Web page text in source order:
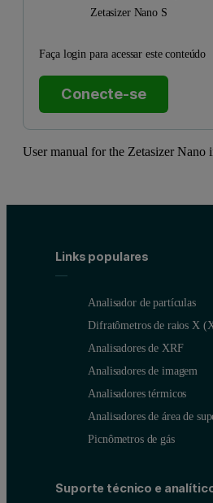
Zetasizer Nano S
Faça login para acessar este conteúdo
Conecte-se
User manual for the Zetasizer Nano
Links populares
Analisador de partículas
Difratômetros de raios X
Analisadores de XRF
Analisadores de imagem
Analisadores térmicos
Analisadores de área de
Picnômetros de gás
Suporte técnico e